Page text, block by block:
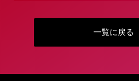
一覧に戻る